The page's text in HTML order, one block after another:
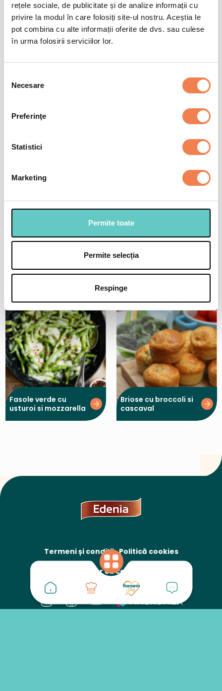
rețele sociale, de publicitate și de analize informații cu
privire la modul în care folosiți site-ul nostru. Aceștia le
pot combina cu alte informații oferite de dvs. sau culese
în urma folosirii serviciilor lor.
consimțământului
Necesare
Preferinţe
Statistici
Marketing
Permite toate
Permite selecția
Respinge
Alegeți subcategoria
conopida cu
Fasole verde cu
usturoi si mozzarella
Briose cu broccoli si
cascaval
Termeni și condiții Politică cookies
Protecția datelor cu caracter personal